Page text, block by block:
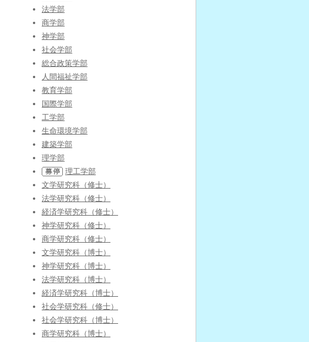
法学部
商学部
神学部
社会学部
総合政策学部
人間福祉学部
教育学部
国際学部
工学部
生命環境学部
建築学部
理学部
理工学部
文学研究科（修士）
法学研究科（修士）
経済学研究科（修士）
神学研究科（修士）
商学研究科（修士）
文学研究科（博士）
神学研究科（博士）
法学研究科（博士）
経済学研究科（博士）
社会学研究科（修士）
社会学研究科（博士）
商学研究科（博士）